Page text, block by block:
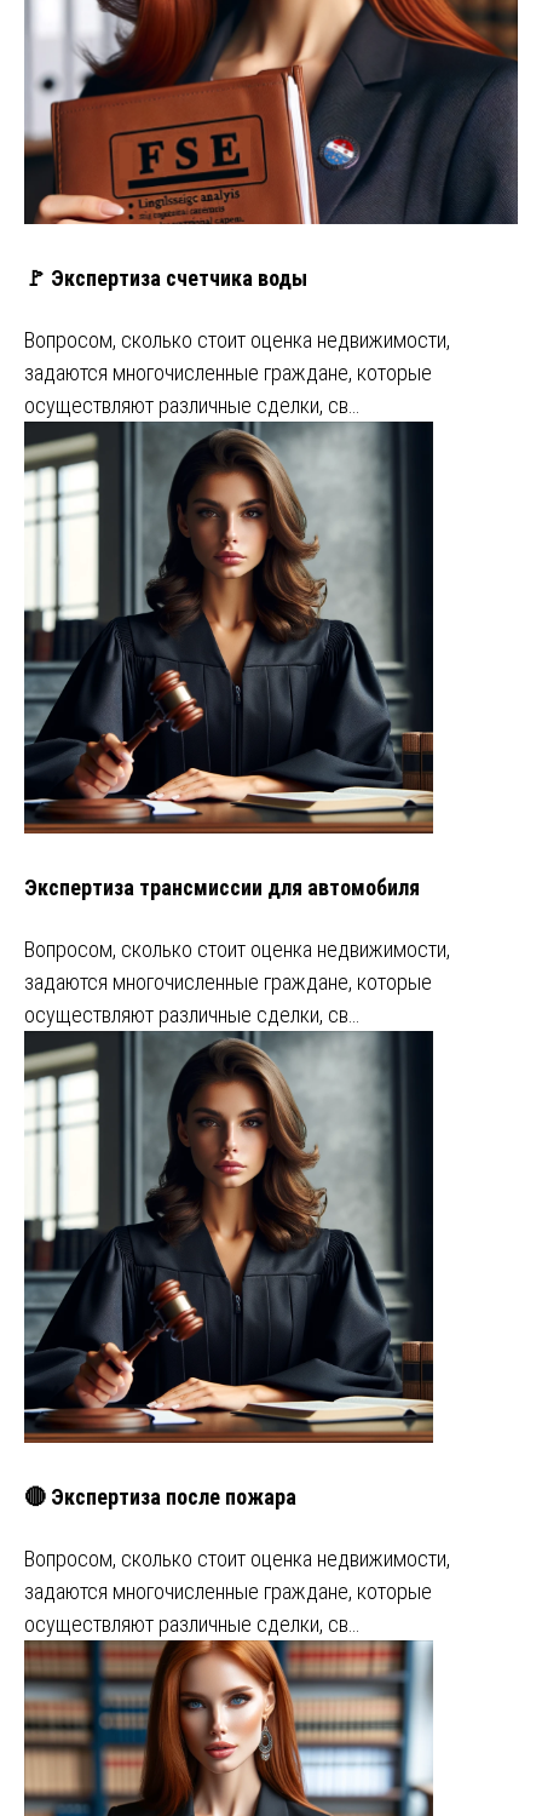
🚩 Экспертиза счетчика воды
Вопросом, сколько стоит оценка недвижимости,
задаются многочисленные граждане, которые
осуществляют различные сделки, св…
Экспертиза трансмиссии для автомобиля
Вопросом, сколько стоит оценка недвижимости,
задаются многочисленные граждане, которые
осуществляют различные сделки, св…
🔴 Экспертиза после пожара
Вопросом, сколько стоит оценка недвижимости,
задаются многочисленные граждане, которые
осуществляют различные сделки, св…